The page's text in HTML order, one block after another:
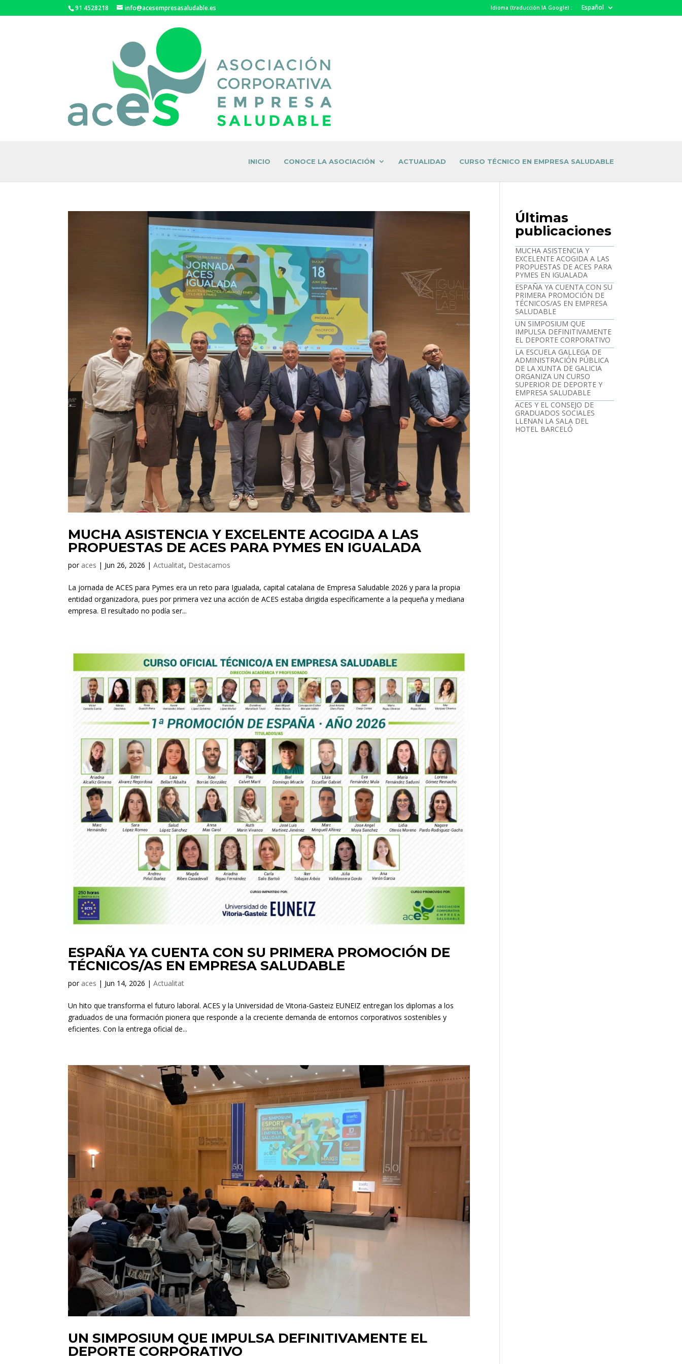
91 4528218 info@acesempresasaludable.es Idioma (traducción IA Google) : Español
INICIO CONOCE LA ASOCIACIÓN ACTUALIDAD CURSO TÉCNICO EN EMPRESA SALUDABLE
MUCHA ASISTENCIA Y EXCELENTE ACOGIDA A LAS
PROPUESTAS DE ACES PARA PYMES EN IGUALADA
por aces | Jun 26, 2026 |Actualitat, Destacamos
La jornada de ACES para Pymes era un reto para Igualada, capital catalana de Empresa Saludable 2026 y para la propia
entidad organizadora, pues por primera vez una acción de ACES estaba dirigida específicamente a la pequeña y mediana
empresa. El resultado no podía ser...
ESPAÑA YA CUENTA CON SU PRIMERA PROMOCIÓN DE
TÉCNICOS/AS EN EMPRESA SALUDABLE
por aces | Jun 14, 2026 |Actualitat
Un hito que transforma el futuro laboral. ACES y la Universidad de Vitoria-Gasteiz EUNEIZ entregan los diplomas a los
graduados de una formación pionera que responde a la creciente demanda de entornos corporativos sostenibles y
eficientes. Con la entrega oficial de...
UN SIMPOSIUM QUE IMPULSA DEFINITIVAMENTE EL
DEPORTE CORPORATIVO
Últimas
publicaciones
MUCHA ASISTENCIA Y
EXCELENTE ACOGIDA A LAS
PROPUESTAS DE ACES PARA
PYMES EN IGUALADA
ESPAÑA YA CUENTA CON SU
PRIMERA PROMOCIÓN DE
TÉCNICOS/AS EN EMPRESA
SALUDABLE
UN SIMPOSIUM QUE
IMPULSA DEFINITIVAMENTE
EL DEPORTE CORPORATIVO
LA ESCUELA GALLEGA DE
ADMINISTRACIÓN PÚBLICA
DE LA XUNTA DE GALICIA
ORGANIZA UN CURSO
SUPERIOR DE DEPORTE Y
EMPRESA SALUDABLE
ACES Y EL CONSEJO DE
GRADUADOS SOCIALES
LLENAN LA SALA DEL
HOTEL BARCELÓ